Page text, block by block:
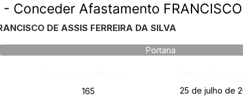
Afastamento FRANCISCO
DE ASSIS FERREIRA DA SILVA
Portaria
165 25 de julho de